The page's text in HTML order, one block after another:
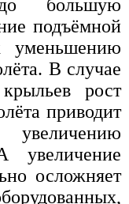
большую
подъёмной
уменьшению
В случае
рост
приводит
увеличение
осложняет